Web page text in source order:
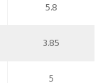
5.8
3.85
5